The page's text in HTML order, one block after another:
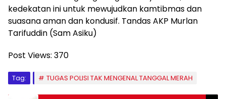
kedekatan ini untuk mewujudkan kamtibmas dan
suasana aman dan kondusif. Tandas AKP Murlan
Tarifuddin (Sam Asiku)
Post Views: 370
Tag: TUGAS POLISI TAK MENGENAL TANGGAL MERAH